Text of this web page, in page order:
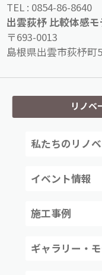
TEL : 0854-86-8640
出雲荻杼 比較体感
〒693-0013
島根県出雲市荻杼町
リノベ
私たちのリノ
イベント情報
施工事例
ギャラリー・